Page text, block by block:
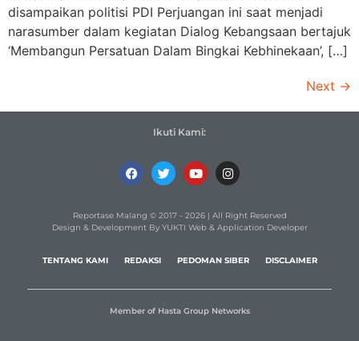
disampaikan politisi PDI Perjuangan ini saat menjadi
narasumber dalam kegiatan Dialog Kebangsaan bertajuk
‘Membangun Persatuan Dalam Bingkai Kebhinekaan’, […]
Next →
Ikuti Kami:
Reportase Malang © 2017 - 2026 | All Right Reserved
Design & Development By YUKTI Web & Application Developer
TENTANG KAMI REDAKSI PEDOMAN SIBER DISCLAIMER
Member of Hasta Group Networks